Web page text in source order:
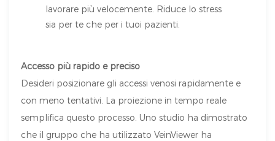
lavorare più velocemente. Riduce lo stress
sia per te che per i tuoi pazienti.
Accesso più rapido e preciso
Desideri posizionare gli accessi venosi rapidamente e
con meno tentativi. La proiezione in tempo reale
semplifica questo processo. Uno studio ha dimostrato
che il gruppo che ha utilizzato VeinViewer ha